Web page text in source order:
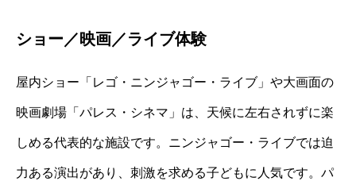
ショー／映画／ライブ体験
屋内ショー「レゴ・ニンジャゴー・ライブ」や大画面の
映画劇場「パレス・シネマ」は、天候に左右されずに楽
しめる代表的な施設です。ニンジャゴー・ライブでは迫
力ある演出があり、刺激を求める子どもに人気です。パ